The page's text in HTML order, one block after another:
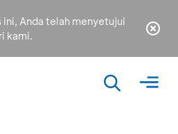
ini, Anda telah menyetujui
kami.